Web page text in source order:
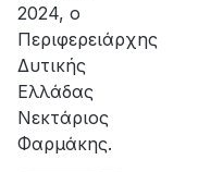
2024, ο
Περιφερειάρχης
Δυτικής
Ελλάδας
Νεκτάριος
Φαρμάκης.